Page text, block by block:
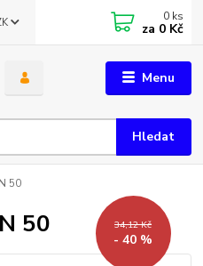
Menu
Hledat
0 ks
za 0 Kč
50
50 34,12 Kč
- 40 %